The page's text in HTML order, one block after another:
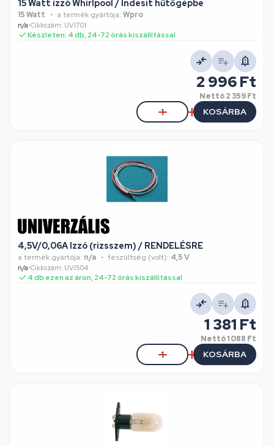
15 Watt izzó Whirlpool / Indesit hűtőgépbe
15 Watt a termék gyártója: Wpro
n/a•Cikkszám: UVI701
Készleten: 4 db, 24-72 órás kiszállítással
2 996 Ft
Nettó2 359 Ft
KOSÁRBA
4,5V/0,06A Izzó (rizsszem) / RENDELÉSRE
a termék gyártója: n/a feszültség (volt): 4,5 V
n/a•Cikkszám: UVI504
4 db ezen az áron, 24-72 órás kiszállítással
1 381 Ft
Nettó1 088 Ft
KOSÁRBA